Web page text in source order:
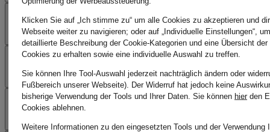
HILFE & KONTAKT
HÄUFIGE FRAGEN
ZAHLUNGSARTEN
Klicken Sie auf „Ich stimme zu“ um alle Cookies zu akzeptieren und
Webseite weiter zu navigieren; oder auf „Individuelle Einstellungen“,
detaillierte Beschreibung der Cookie-Kategorien und eine Übersicht
Cookies zu erhalten sowie eine individuelle Auswahl zu treffen.
Sie können Ihre Tool-Auswahl jederzeit nachträglich ändern oder
Fußbereich unserer Webseite). Der Widerruf hat jedoch keine
bisherige Verwendung der Tools und Ihrer Daten.Sie können hierden
Cookies ablehnen.
Weitere Informationen zu den eingesetzten Tools und der Verwendung